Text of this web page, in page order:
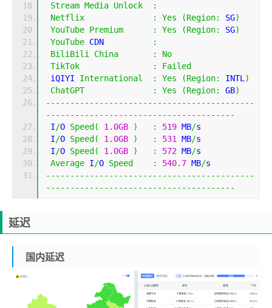
Stream Media Unlock
:
Netflix
: Yes (Region: SG)
YouTube Premium : Yes (Region: SG)
YouTube CDN
:
BiliBili China :
No
TikTok
:
Failed
iQIYI International : Yes (Region: INTL)
ChatGPT
: Yes (Region: GB)
-------------------------------------------
---------------------------------------
I/O Speed ( 1.0GB ) : 519 MB/s
I/O Speed ( 1.0GB ) : 531 MB/s
I/O Speed ( 1.0GB ) : 572 MB/s
Average I/O Speed : 540.7 MB/s
-------------------------------------------
---------------------------------------
延迟
国内延迟